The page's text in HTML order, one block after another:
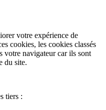
votre expérience de
cookies, les cookies classés
votre navigateur car ils sont
du site.
tiers :